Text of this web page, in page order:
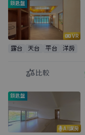
VR
鎖匙盤
露台 天台 平台 洋房
比較
AI講房
鎖匙盤